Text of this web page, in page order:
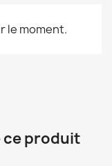
le moment.
ce produit